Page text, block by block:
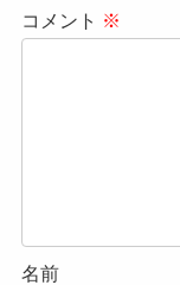
コメント ※
名前